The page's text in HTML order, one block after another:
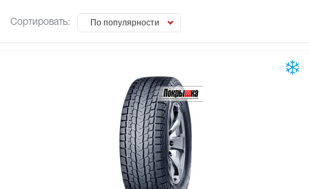
Сортировать: По популярности